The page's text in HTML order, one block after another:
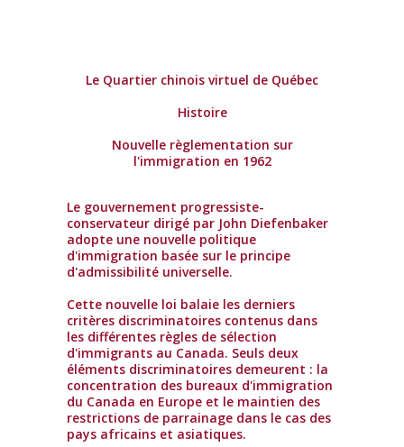
Le Quartier chinois virtuel de Québec
Histoire
Nouvelle règlementation sur
l'immigration en 1962
Le gouvernement progressiste-
conservateur dirigé par John Diefenbaker
adopte une nouvelle politique
d'immigration basée sur le principe
d'admissibilité universelle.
Cette nouvelle loi balaie les derniers
critères discriminatoires contenus dans
les différentes règles de sélection
d'immigrants au Canada. Seuls deux
éléments discriminatoires demeurent : la
concentration des bureaux d'immigration
du Canada en Europe et le maintien des
restrictions de parrainage dans le cas des
pays africains et asiatiques.